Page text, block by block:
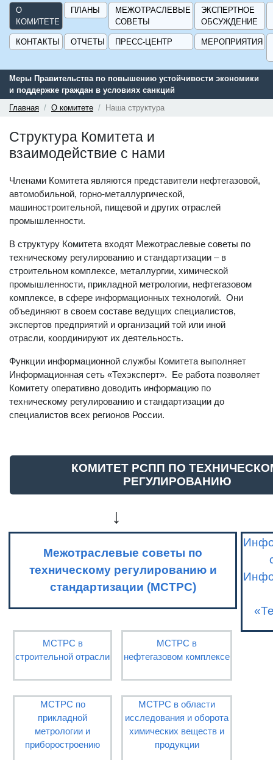
О
КОМИТЕТЕ
ПЛАНЫ
МЕЖОТРАСЛЕВЫЕ
СОВЕТЫ
ЭКСПЕРТНОЕ
ОБСУЖДЕНИЕ
КОНТАКТЫ ОТЧЕТЫ ПРЕСС-ЦЕНТР МЕРОПРИЯТИЯ
Меры Правительства по повышению устойчивости экономики
и поддержке граждан в условиях санкций
Главная
О комитете Наша структура
Структура Комитета и
взаимодействие с нами
Членами Комитета являются представители нефтегазовой,
автомобильной, горно-металлургической,
машиностроительной, пищевой и других отраслей
промышленности.
В структуру Комитета входят Межотраслевые советы по
техническому регулированию и стандартизации – в
строительном комплексе, металлургии, химической
промышленности, прикладной метрологии, нефтегазовом
комплексе, в сфере информационных технологий. Они
объединяют в своем составе ведущих специалистов,
экспертов предприятий и организаций той или иной
отрасли, координируют их деятельность.
Функции информационной службы Комитета выполняет
Информационная сеть «Техэксперт». Ее работа позволяет
Комитету оперативно доводить информацию по
техническому регулированию и стандартизации до
специалистов всех регионов России.
КОМИТЕТ РСПП ПО
РЕГУЛИРОВАНИЮ
↓
Межотраслевые советы по
техническому регулированию и
стандартизации (МСТРС)
МСТРС в
строительной отрасли
МСТРС в
нефтегазовом комплексе
МСТРС по
прикладной
метрологии и
приборостроению
МСТРС в области
исследования и оборота
химических веществ и
продукции